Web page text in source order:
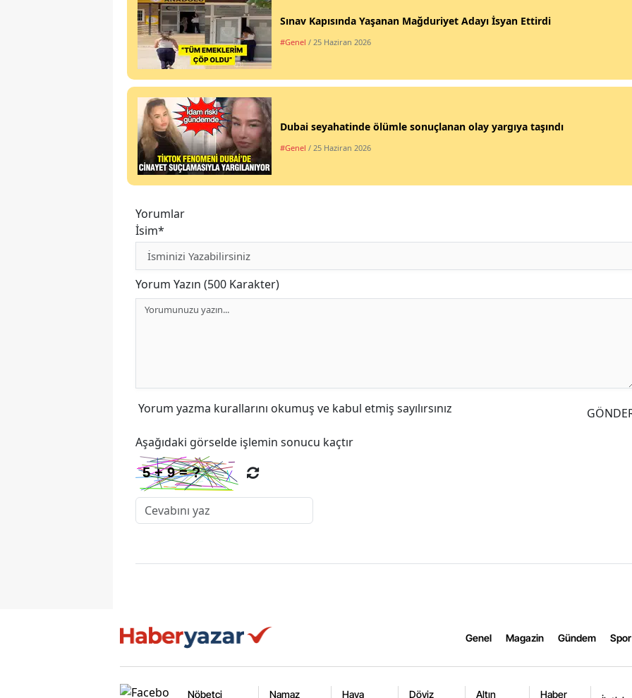
Sınav Kapısında Yaşanan Mağduriyet Adayı İsyan Ettirdi
#Genel / 25 Haziran 2026
Dubai seyahatinde ölümle sonuçlanan olay yargıya taşındı
#Genel / 25 Haziran 2026
Yorumlar
İsim*
Yorum Yazın (500 Karakter)
Yorum yazma kurallarını okumuş ve kabul etmiş sayılırsınız
Aşağıdaki görselde işlemin sonucu kaçtır
Genel Magazin Gündem Spor
Nöbetçi Namaz Hava Döviz Altın Haber